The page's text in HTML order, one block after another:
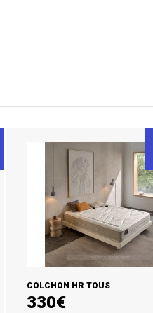
COLCHÓN HR TOUS
330€